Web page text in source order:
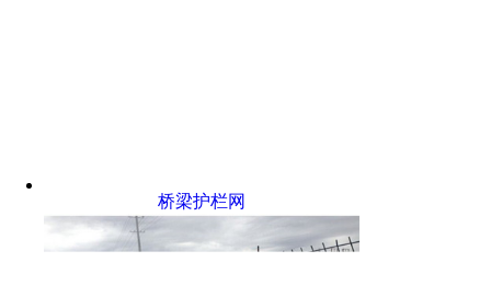
桥梁护栏网